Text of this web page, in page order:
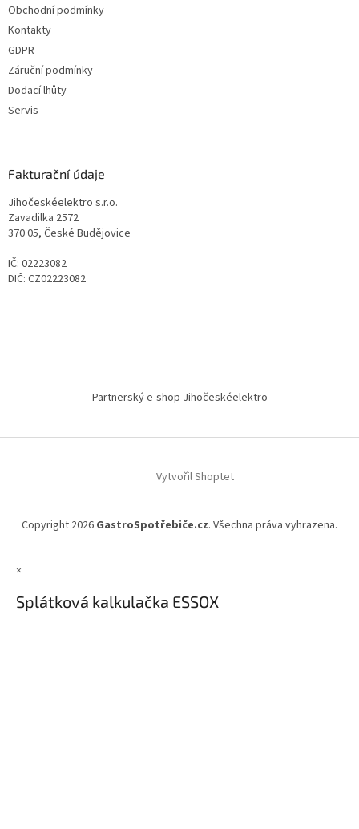
Obchodní podmínky
Kontakty
GDPR
Záruční podmínky
Dodací lhůty
Servis
Fakturační údaje
Jihočeskéelektro s.r.o.
Zavadilka 2572
370 05, České Budějovice
IČ: 02223082
DIČ: CZ02223082
Partnerský e-shop Jihočeskéelektro
Vytvořil Shoptet
Copyright 2026 GastroSpotřebiče.cz. Všechna práva vyhrazena.
×
Splátková kalkulačka ESSOX